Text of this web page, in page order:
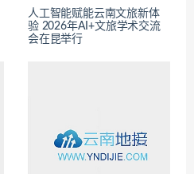
人工智能赋能云南文旅新体
验 2026年AI+文旅学术交流
会在昆举行